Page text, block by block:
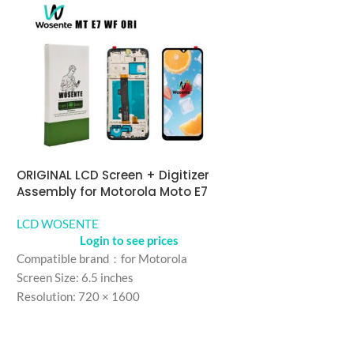
ORIGINAL LCD Screen + Digitizer
Assembly for Motorola Moto E7
LCD WOSENTE
Login to see prices
Compatible brand：for Motorola
Screen Size: 6.5 inches
Resolution: 720 × 1600